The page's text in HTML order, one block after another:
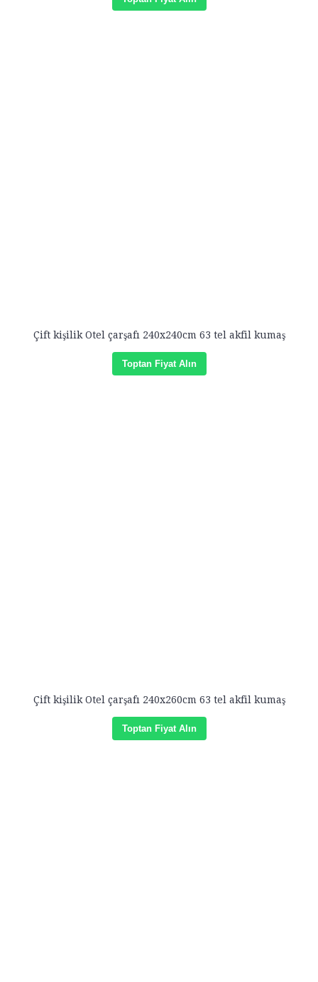
Çift kişilik Otel çarşafı 240x240cm 63 tel akfil kumaş
Toptan Fiyat Alın
Çift kişilik Otel çarşafı 240x260cm 63 tel akfil kumaş
Toptan Fiyat Alın